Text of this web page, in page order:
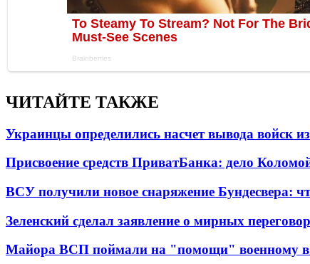
ЧИТАЙТЕ ТАКЖЕ
Украинцы определились насчет вывода войск
Присвоение средств ПриватБанка: дело
ВСУ получили новое снаряжение Бундесвера:
Зеленский сделал заявление о мирных
Майора ВСП поймали на "помощи" военному